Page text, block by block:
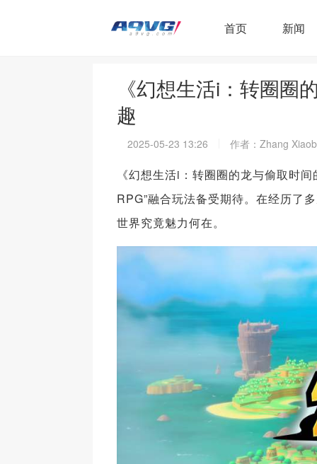
首页 新闻
《幻想生活i：转圈圈
趣
2025-05-23 13:26 作者：Zhang
《幻想生活i：转圈圈的龙与偷取时
RPG”融合玩法备受期待。在经历了
世界究竟魅力何在。